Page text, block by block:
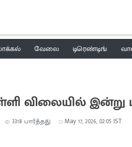
வேலை டிரெண்டிங்
விலையில் இன்று
3318 பார்த்தது May 17, 2026, 02:05 IST